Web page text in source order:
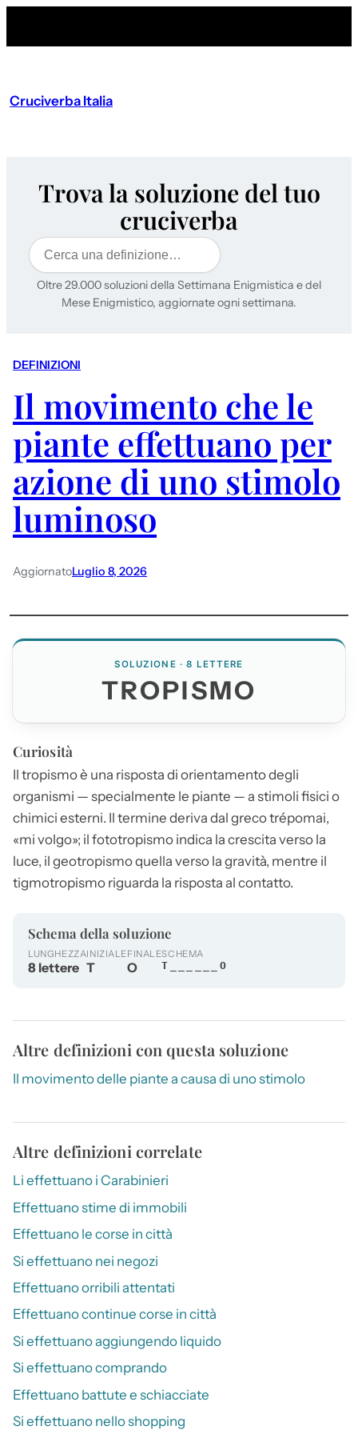
Cruciverba Italia
Trova la soluzione del tuo
cruciverba
Cerca
Oltre 29.000 soluzioni della Settimana Enigmistica e del
Mese Enigmistico, aggiornate ogni settimana.
DEFINIZIONI
Il movimento che le
piante effettuano per
azione di uno stimolo
luminoso
AggiornatoLuglio 8, 2026
SOLUZIONE · 8 LETTERE
TROPISMO
Curiosità
Il tropismoè una risposta di orientamento degli
organismi — specialmente le piante — a stimoli fisici o
chimici esterni. Il termine deriva dal greco trépomai,
«mi volgo»; il fototropismo indica la crescita verso la
luce, il geotropismo quella verso la gravità, mentre il
tigmotropismo riguarda la risposta al contatto.
Schema della soluzione
LUNGHEZZA
8 lettere
INIZIALE
T
FINALE
O
SCHEMA
T______O
Altre definizioni con questa soluzione
Il movimento delle piante a causa di uno stimolo
Altre definizioni correlate
Li effettuano i Carabinieri
Effettuano stime di immobili
Effettuano le corse in città
Si effettuano nei negozi
Effettuano orribili attentati
Effettuano continue corse in città
Si effettuano aggiungendo liquido
Si effettuano comprando
Effettuano battute e schiacciate
Si effettuano nello shopping